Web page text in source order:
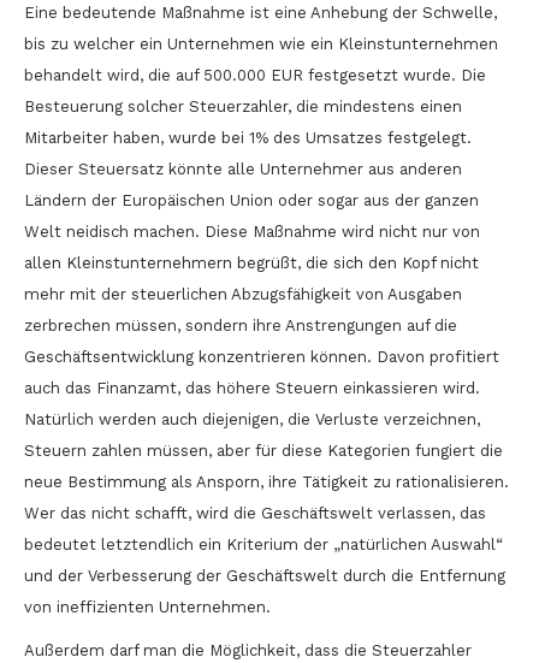
Eine bedeutende Maßnahme ist eine Anhebung der Schwelle,
bis zu welcher ein Unternehmen wie ein Kleinstunternehmen
behandelt wird, die auf 500.000 EUR festgesetzt wurde. Die
Besteuerung solcher Steuerzahler, die mindestens einen
Mitarbeiter haben, wurde bei 1% des Umsatzes festgelegt.
Dieser Steuersatz könnte alle Unternehmer aus anderen
Ländern der Europäischen Union oder sogar aus der ganzen
Welt neidisch machen. Diese Maßnahme wird nicht nur von
allen Kleinstunternehmern begrüßt, die sich den Kopf nicht
mehr mit der steuerlichen Abzugsfähigkeit von Ausgaben
zerbrechen müssen, sondern ihre Anstrengungen auf die
Geschäftsentwicklung konzentrieren können. Davon profitiert
auch das Finanzamt, das höhere Steuern einkassieren wird.
Natürlich werden auch diejenigen, die Verluste verzeichnen,
Steuern zahlen müssen, aber für diese Kategorien fungiert die
neue Bestimmung als Ansporn, ihre Tätigkeit zu rationalisieren.
Wer das nicht schafft, wird die Geschäftswelt verlassen, das
bedeutet letztendlich ein Kriterium der „natürlichen Auswahl“
und der Verbesserung der Geschäftswelt durch die Entfernung
von ineffizienten Unternehmen.
Außerdem darf man die Möglichkeit, dass die Steuerzahler